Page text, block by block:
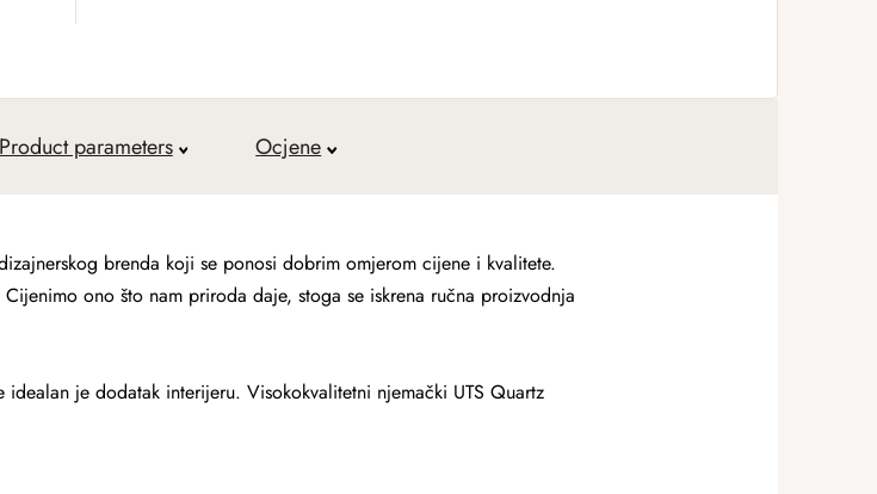
Product parameters Ocjene
brenda koji se ponosi dobrim omjerom cijene i kvalitete.
ono što nam priroda daje, stoga se iskrena ručna proizvodnja
je dodatak interijeru. Visokokvalitetni njemački UTS Quartz